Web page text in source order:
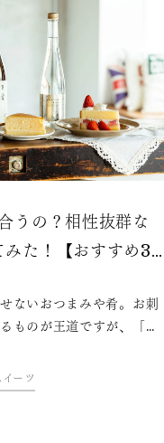
うの？相性抜群な
た！【おすすめ3
ないおつまみや肴。お刺
ものが王道ですが、「日
回は日本酒愛好家の方は
ぜひ試していただきたい
イーツ